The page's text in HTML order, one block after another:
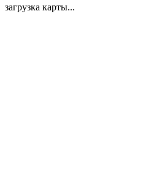
загрузка карты...